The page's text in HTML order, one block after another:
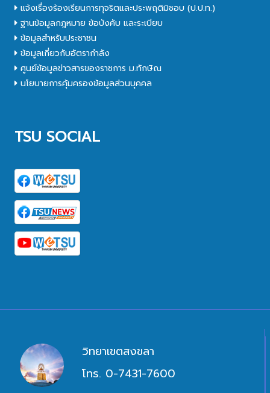
แจ้งเรื่องร้องเรียนการทุจริตและประพฤติมิชอบ (ป.ป.ท.)
ฐานข้อมูลกฎหมาย ข้อบังคับ และระเบียบ
ข้อมูลสำหรับประชาชน
ข้อมูลเกี่ยวกับอัตรากำลัง
ศูนย์ข้อมูลข่าวสารของราชการ ม.ทักษิณ
นโยบายการคุ้มครองข้อมูลส่วนบุคคล
TSU SOCIAL
วิทยาเขตสงขลา
โทร. 0-7431-7600